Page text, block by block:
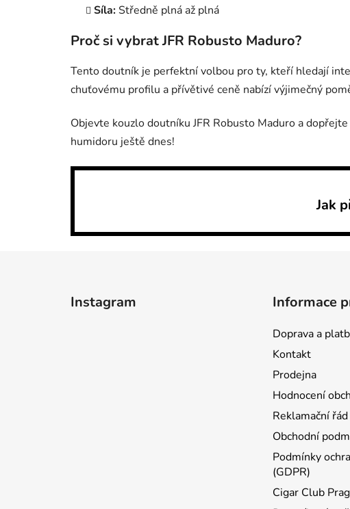
Síla:Středně plná až plná
Proč si vybrat JFR Robusto Maduro?
Tento doutník je perfektní volbou pro ty, kteří hledají
chuťovému profilu a přívětivé ceně nabízí výjimečný
Objevte kouzlo doutníku JFR Robusto Maduro a
humidoru ještě dnes!
Jak
Instagram Informace
Doprava a
Kontakt
Prodejna
Hodnocení
Reklamační řád
Obchodní
Podmínky
(GDPR)
Cigar Club